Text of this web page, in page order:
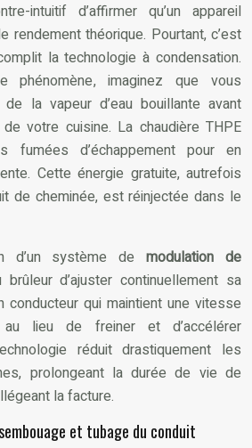
intuitif d’affirmer qu’un appareil
rendement théorique. Pourtant, c’est
la technologie à condensation.
phénomène, imaginez que vous
la vapeur d’eau bouillante avant
de votre cuisine. La chaudière THPE
fumées d’échappement pour en
Cette énergie gratuite, autrefois
de cheminée, est réinjectée dans le
d’un système demodulation de
d’ajuster continuellement sa
conducteur qui maintient une vitesse
lieu de freiner et d’accélérer
réduit drastiquement les
prolongeant la durée de vie de
la facture.
et tubage du conduit